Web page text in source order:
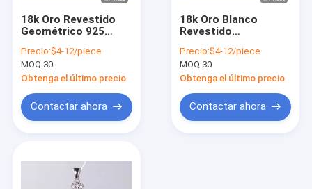
18k Oro Revestido
Geométrico 925
Colgante Unisex
Colgante Colchón
Colgante con Cadena
Colección Elegante
Precio:$4-12/piece
MOQ:30
Obtenga el último precio
Contactar ahora
18k Oro Blanco
Revestido
Plata Esterlina
Colgante Unisex
Colgante Colchón
Colgante con Cadena
Elegante Colección
de Fiestas
Precio:$4-12/piece
MOQ:30
Obtenga el último precio
Contactar ahora